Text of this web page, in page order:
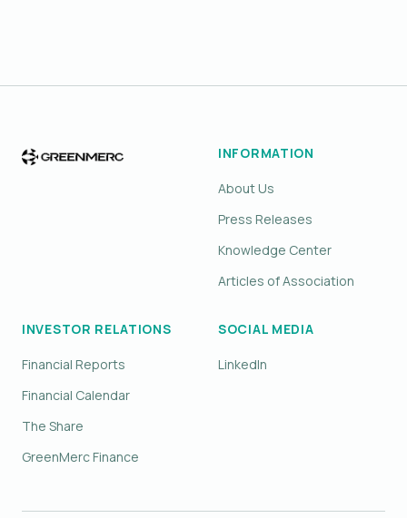
INFORMATION
About Us
Press Releases
Knowledge Center
Articles of Association
INVESTOR RELATIONS
Financial Reports
Financial Calendar
The Share
GreenMerc Finance
SOCIAL MEDIA
LinkedIn